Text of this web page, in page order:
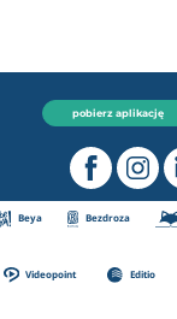
pobierz aplikację
Beya Bezdroza
Videopoint Editio